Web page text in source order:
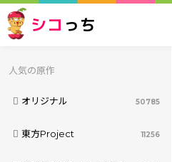
シコ っち
人気の原作
オリジナル 50785
東方Project 11256